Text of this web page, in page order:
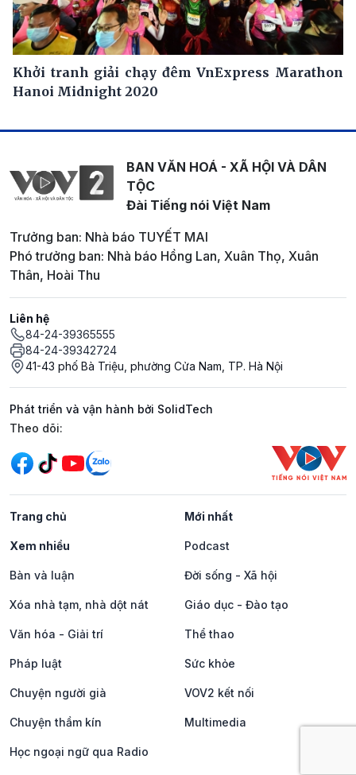
Khởi tranh giải chạy đêm VnExpress Marathon
Hanoi Midnight 2020
BAN VĂN HOÁ - XÃ HỘI VÀ DÂN
TỘC
Đài Tiếng nói Việt Nam
Trưởng ban: Nhà báo TUYẾT MAI
Phó trưởng ban: Nhà báo Hồng Lan, Xuân Thọ, Xuân
Thân, Hoài Thu
Liên hệ
84-24-39365555
84-24-39342724
41-43 phố Bà Triệu, phường Cửa Nam, TP. Hà Nội
Phát triển và vận hành bởi SolidTech
Mạng xã hội
Theo dõi:
Trang chủ Mới nhất
Xem nhiều Podcast
Bàn và luận Đời sống - Xã hội
Xóa nhà tạm, nhà dột nát Giáo dục - Đào tạo
Văn hóa - Giải trí Thể thao
Pháp luật Sức khỏe
Chuyện người già VOV2 kết nối
Chuyện thầm kín Multimedia
Học ngoại ngữ qua Radio